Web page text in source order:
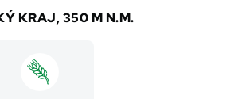
KRAJ, 350 M N.M.